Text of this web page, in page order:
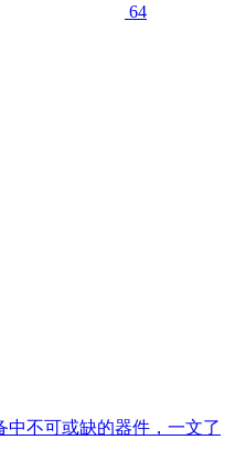
64
中不可或缺的器件，一文了